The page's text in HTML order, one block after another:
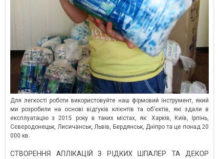
Для легкості роботи використовуйте наш фірмовий інструмент, який
ми розробили на основі відгуків клієнтів та об'єктів, які здали в
експлуатацію з 2015 року в таких містах, як: Харків, Київ, Ірпінь,
Сєвєродонецьк, Лисичанськ, Львів, Бердянськ, Дніпро та це понад 20
000 кв.
СТВОРЕННЯ АПЛІКАЦІЙ З РІДКИХ ШПАЛЕР ТА ДЕКОР